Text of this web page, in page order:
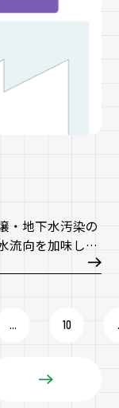
・地下水汚染の
流向を加味した
くなると揚水
理能力が大き
が大きくなるこ
には、下水道使
ととなりま
... 10